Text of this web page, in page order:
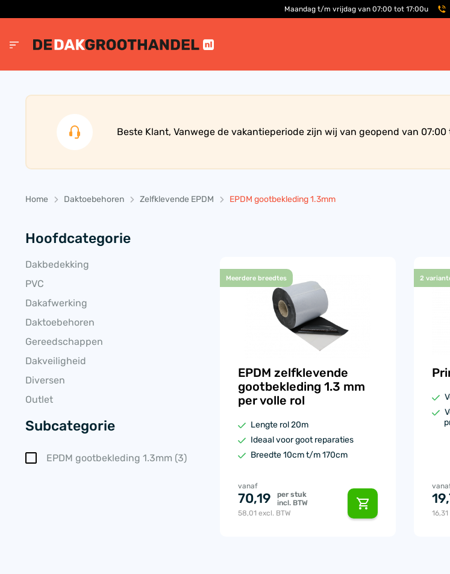
Maandag t/m vrijdag van 07:00 tot 17:00u
Beste Klant, Vanwege de vakantieperiode zijn wij van geopend van 07:00
Home Daktoebehoren Zelfklevende EPDM EPDM gootbekleding 1.3mm
Hoofdcategorie
Dakbedekking
PVC
Dakafwerking
Daktoebehoren
Gereedschappen
Dakveiligheid
Diversen
Outlet
Subcategorie
EPDM gootbekleding 1.3mm (3)
Meerdere breedtes
EPDM zelfklevende
gootbekleding 1.3 mm
per volle rol
Lengte rol 20m
Ideaal voor goot reparaties
Breedte 10cm t/m 170cm
vanaf
70,19
per stuk
incl. BTW
58,01 excl. BTW
2
16,31